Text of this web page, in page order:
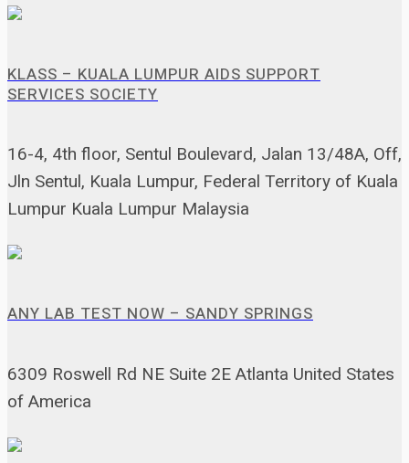
KLASS – KUALA LUMPUR AIDS SUPPORT
SERVICES SOCIETY
16-4, 4th floor, Sentul Boulevard, Jalan 13/48A, Off,
Jln Sentul, Kuala Lumpur, Federal Territory of Kuala
Lumpur Kuala Lumpur Malaysia
ANY LAB TEST NOW – SANDY SPRINGS
6309 Roswell Rd NE Suite 2E Atlanta United States
of America